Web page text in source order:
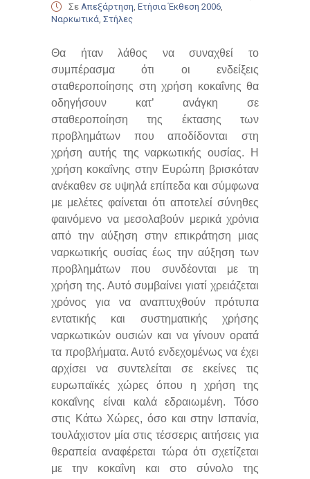
Σε Απεξάρτηση, Ετήσια Έκθεση 2006,
Ναρκωτικά, Στήλες
Θα ήταν λάθος να συναχθεί το
συμπέρασμα ότι οι ενδείξεις
σταθεροποίησης στη χρήση κοκαΐνης θα
οδηγήσουν κατ’ ανάγκη σε
σταθεροποίηση της έκτασης των
προβλημάτων που αποδίδονται στη
χρήση αυτής της ναρκωτικής ουσίας. Η
χρήση κοκαΐνης στην Ευρώπη βρισκόταν
ανέκαθεν σε υψηλά επίπεδα και σύμφωνα
με μελέτες φαίνεται ότι αποτελεί σύνηθες
φαινόμενο να μεσολαβούν μερικά χρόνια
από την αύξηση στην επικράτηση μιας
ναρκωτικής ουσίας έως την αύξηση των
προβλημάτων που συνδέονται με τη
χρήση της. Αυτό συμβαίνει γιατί χρειάζεται
χρόνος για να αναπτυχθούν πρότυπα
εντατικής και συστηματικής χρήσης
ναρκωτικών ουσιών και να γίνουν ορατά
τα προβλήματα. Αυτό ενδεχομένως να έχει
αρχίσει να συντελείται σε εκείνες τις
ευρωπαϊκές χώρες όπου η χρήση της
κοκαΐνης είναι καλά εδραιωμένη. Τόσο
στις Κάτω Χώρες, όσο και στην Ισπανία,
τουλάχιστον μία στις τέσσερις αιτήσεις για
θεραπεία αναφέρεται τώρα ότι σχετίζεται
με την κοκαΐνη και στο σύνολο της